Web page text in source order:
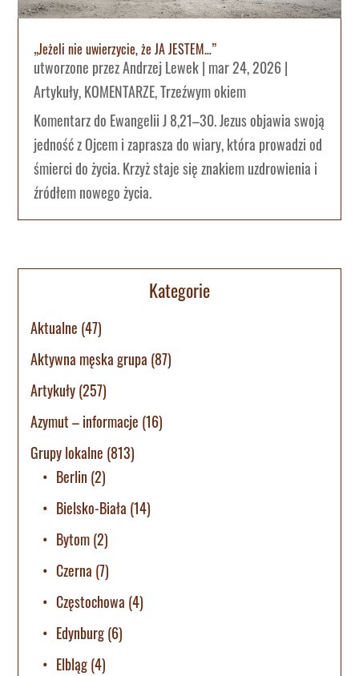
„Jeżeli nie uwierzycie, że JA JESTEM…”
utworzone przezAndrzej Lewek| mar 24, 2026|
Artykuły,KOMENTARZE,Trzeźwym okiem
Komentarz do Ewangelii J 8,21–30. Jezus objawia swoją
jedność z Ojcem i zaprasza do wiary, która prowadzi od
śmierci do życia. Krzyż staje się znakiem uzdrowienia i
źródłem nowego życia.
Kategorie
Aktualne (47)
Aktywna męska grupa (87)
Artykuły(257)
Azymut – informacje (16)
Grupy lokalne (813)
Berlin (2)
Bielsko-Biała (14)
Bytom(2)
Czerna (7)
Częstochowa (4)
Edynburg(6)
Elbląg(4)